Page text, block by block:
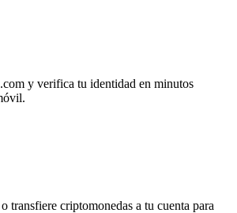
y verifica tu identidad en minutos
transfiere criptomonedas a tu cuenta para